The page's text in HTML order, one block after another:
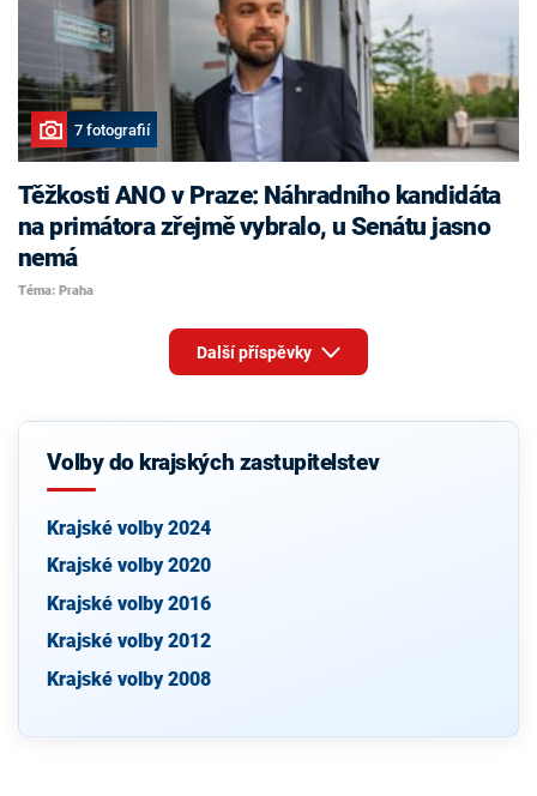
7 fotografií
Těžkosti ANO v Praze: Náhradního kandidáta
na primátora zřejmě vybralo, u Senátu jasno
nemá
Téma: Praha
Další příspěvky
Volby do krajských zastupitelstev
Krajské volby 2024
Krajské volby 2020
Krajské volby 2016
Krajské volby 2012
Krajské volby 2008